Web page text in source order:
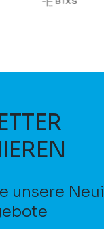
unsere